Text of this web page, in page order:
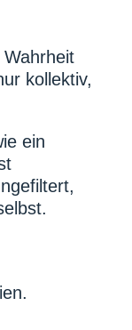
kollektiv,
ein